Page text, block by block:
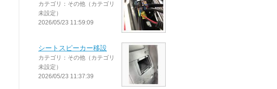
カテゴリ：その他（カテゴリ
未設定）
2026/05/23 11:59:09
シートスピーカー移設
カテゴリ：その他（カテゴリ
未設定）
2026/05/23 11:37:39